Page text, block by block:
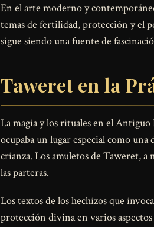
En el arte moderno y
temas de fertilidad, protección y el
sigue siendo una fuente de
Taweret en la
La magia y los rituales en el
ocupaba un lugar especial como
crianza. Los amuletos de Taweret, a
las parteras.
Los textos de los hechizos que
protección divina en varios aspectos